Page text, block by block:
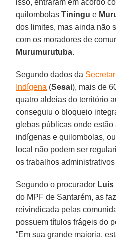
isso, entraram em acordo
quilombolasTiningu e
dos limites, mas ainda não
com os moradores de
Murumurutuba.
Segundo dados da
Indígena (Sesai), mais de
quatro aldeias do território
conseguiu o bloqueio
glebas públicas onde estão
indígenas e quilombolas,
local não podem ser
os trabalhos
Segundo o procurador Luís
do MPF de Santarém, as
reivindicada pelas
possuem títulos frágeis do
“Em sua grande maioria,